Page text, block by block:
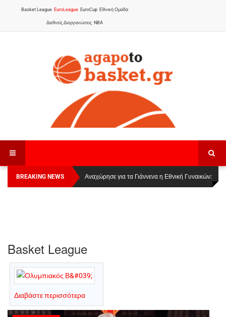
Basket League EuroLeague EuroCup Εθνική Ομάδα
Διεθνείς Διοργανώσεις NBA
BREAKING NEWS
Οι Πάνθηρες Καβάλας στην Women Basketball
League 1
Αναχώρησε για τα Γιάννενα η Εθνική Γυναικών:
Basket League
Διαβάστε περισσότερα